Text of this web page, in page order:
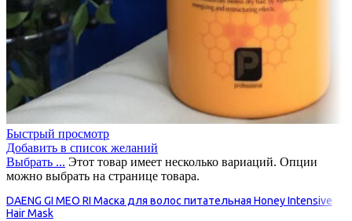
Быстрый просмотр
Добавить в список желаний
Выбрать ... Этот товар имеет несколько вариаций. Опции
можно выбрать на странице товара.
DAENG GI MEO RI Маска для волос питательная Honey Intensive
Hair Mask